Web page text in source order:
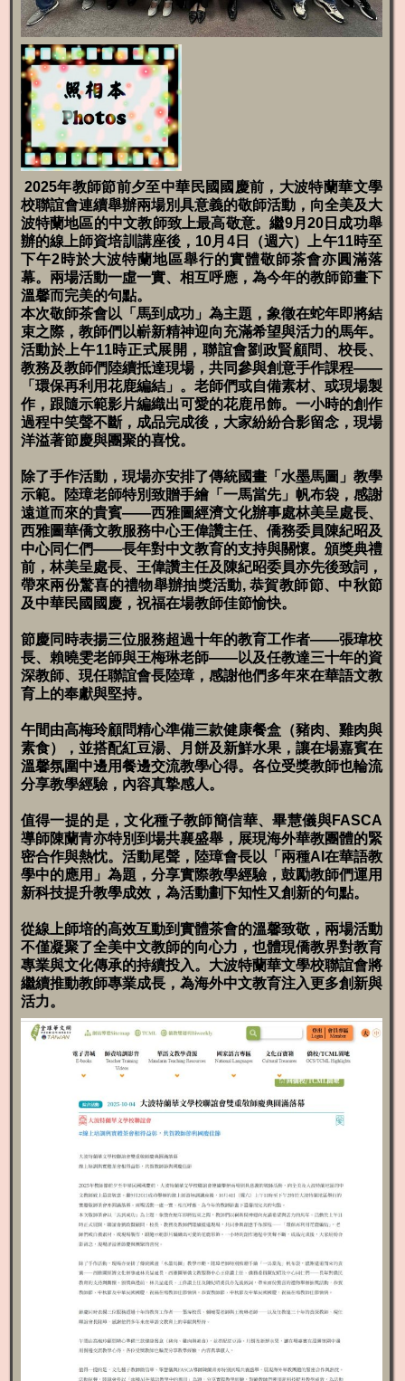
2025年教師節前夕至中華民國國慶前，大波特蘭華文學
校聯誼會連續舉辦兩場別具意義的敬師活動，向全美及大
波特蘭地區的中文教師致上最高敬意。繼9月20 日成功舉
辦的線上師資培訓講座後， 10月 4日（週六）上午11時至
下午2時於大波特蘭地區舉行的實體敬師茶會亦圓滿落
幕。兩場活動一虛一實、相互呼應，為今年的教師節畫下
溫馨而完美的句點。
本次敬師茶會以「馬到成功」為主題，象徵在蛇年即將結
束之際，教師們以嶄新精神迎向充滿希望與活力的馬年。
活動於上午11時正式展開，聯誼會劉政賢顧問、校長、
教務及教師們陸續抵達現場，共同參與創意手作課程——
「環保再利用花鹿編結」。老師們或自備素材、或現場製
作，跟隨示範影片編織出可愛的花鹿吊飾。一小時的創作
過程中笑聲不斷，成品完成後，大家紛紛合影留念，現場
洋溢著節慶與團聚的喜悅。
除了手作活動，現場亦安排了傳統國畫「水墨馬圖」教學
示範。陸璋老師特別致贈手繪「一馬當先」帆布袋，感謝
遠道而來的貴賓——西雅圖經濟文化辦事處林美呈處長、
西雅圖華僑文教服務中心王偉讚主任、僑務委員陳紀昭及
中心同仁們——長年對中文教育的支持與關懷。頒獎典禮
前，林美呈處長、王偉讚主任及陳紀昭委員亦先後致詞，
帶來兩份驚喜的禮物舉辦抽獎活動, 恭賀教師節、中秋節
及中華民國國慶，祝福在場教師佳節愉快。
節慶同時表揚三位服務超過十年的教育工作者——張瑋校
長、賴曉雯老師與王梅琳老師——以及任教達三十年的資
深教師、現任聯誼會長陸璋，感謝他們多年來在華語文教
育上的奉獻與堅持。
午間由高梅玲顧問精心準備三款健康餐盒（豬肉、雞肉與
素食），並搭配紅豆湯、月餅及新鮮水果，讓在場嘉賓在
溫馨氛圍中邊用餐邊交流教學心得。各位受獎教師也輪流
分享教學經驗，內容真摯感人。
值得一提的是，文化種子教師簡信華、畢慧儀與FASCA
導師陳蘭青亦特別到場共襄盛舉，展現海外華教團體的緊
密合作與熱忱。活動尾聲，陸璋會長以「兩種AI 在華語教
學中的應用」為題，分享實際教學經驗，鼓勵教師們運用
新科技提升教學成效， 為活動劃下知性又創新的句點。
從線上師培的高效互動到實體茶會的溫馨致敬，兩場活動
不僅凝聚了全美中文教師的向心力，也體現僑教界對教育
專業與文化傳承的持續投入。大波特蘭華文學校聯誼會將
繼續推動教師專業成長，為海外中文教育注入更多創新與
活力。